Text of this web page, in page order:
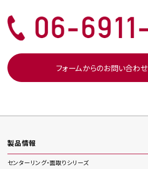
フォームからのお問い合わせ
製品情報
センターリング・面取りシリーズ